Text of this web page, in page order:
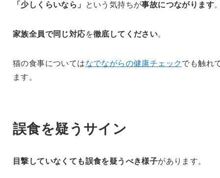
「少しくらいなら」 という気持ちが事故につながります
家族全員で同じ対応を徹底してください。
猫の食事についてはなでながらの健康チェックでも触れ
ます。
誤食を疑うサイン
目撃していなくても誤食を疑うべき様子があります。